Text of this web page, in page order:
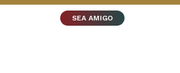
SEA AMIGO